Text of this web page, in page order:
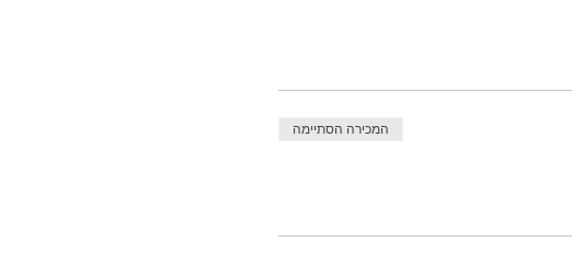
המכירה הסתיימה